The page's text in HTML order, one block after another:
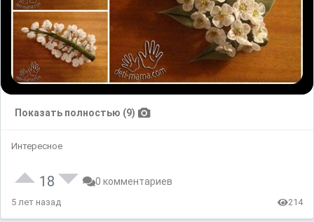
Показать полностью (9)
Интересное
18 0 комментариев
5 лет назад 214